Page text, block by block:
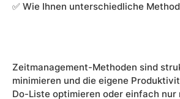
✅ Wie Ihnen unterschiedliche
Zeitmanagement-Methoden sind
minimieren und die eigene
Do-Liste optimieren oder einfach